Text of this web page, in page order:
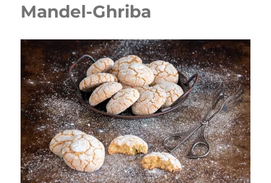
Mandel-Ghriba